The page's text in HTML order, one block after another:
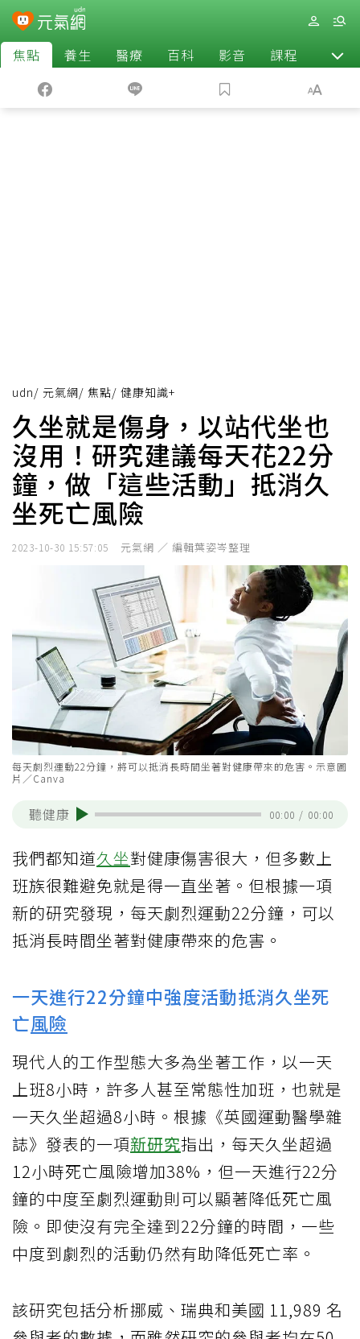
焦點 養生 醫療 百科 影音 課程 退休
udn/ 元氣網/ 焦點/ 健康知識+
久坐就是傷身，以站代坐也
沒用！研究建議每天花22分
鐘，做「這些活動」抵消久
坐死亡風險
2023-10-30 15:57:05 元氣網 ／ 編輯葉姿岑整理
每天劇烈運動22分鐘，將可以抵消長時間坐著對健康帶來的危害。示意圖
片／Canva
聽健康 00:00 / 00:00
我們都知道久坐對健康傷害很大，但多數上
班族很難避免就是得一直坐著。但根據一項
新的研究發現，每天劇烈運動22分鐘，可以
抵消長時間坐著對健康帶來的危害。
一天進行22分鐘中強度活動抵消久坐死
亡風險
現代人的工作型態大多為坐著工作，以一天
上班8小時，許多人甚至常態性加班，也就是
一天久坐超過8小時。根據《英國運動醫學雜
誌》發表的一項新研究指出，每天久坐超過
12小時死亡風險增加38%，但一天進行22分
鐘的中度至劇烈運動則可以顯著降低死亡風
險。即使沒有完全達到22分鐘的時間，一些
中度到劇烈的活動仍然有助降低死亡率。
該研究包括分析挪威、瑞典和美國 11,989 名